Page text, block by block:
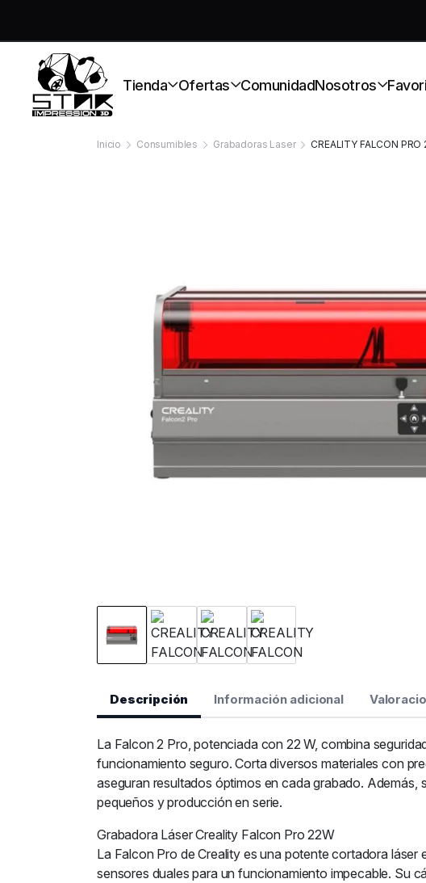
Tienda Ofertas ComunidadNosotros
Inicio Consumibles Grabadoras Laser CREALITY FALCON PRO
Descripción Información adicional
La Falcon 2 Pro, potenciada con 22 W, combina
funcionamiento seguro. Corta diversos materiales con
aseguran resultados óptimos en cada grabado.
pequeños y producción en serie.
Grabadora Láser Creality Falcon Pro 22W
La Falcon Pro de Creality es una potente cortadora
sensores duales para un funcionamiento impecable. Su